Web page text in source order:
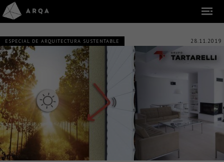
ESPECIAL DE ARQUITECTURA SUSTENTABLE 28.11.2019